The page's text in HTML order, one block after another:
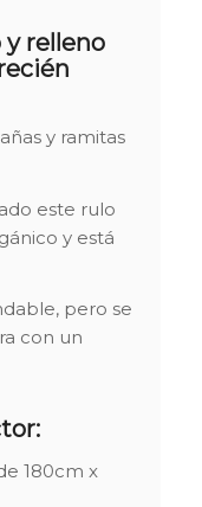
relleno
y ramitas
este rulo
y está
pero se
con un
180cm x